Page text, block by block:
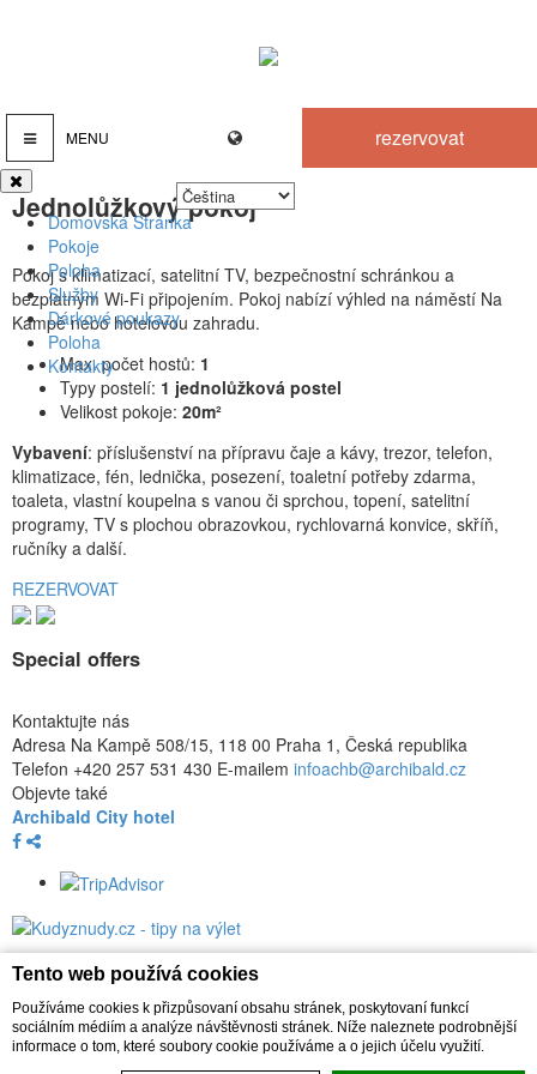
Tento web používá cookies
Používáme cookies k přizpůsovaní obsahu stránek, poskytovaní funkcí
sociálním médiím a analýze návštěvnosti stránek. Níže naleznete podrobnější
informace o tom, které soubory cookie používáme a o jejich účelu využití.
MENU rezervovat
Domovská Stránka
Pokoje
Poloha
Služby
Dárkové poukazy
Poloha
Kontakty
Jednolůžkový pokoj
Pokoj s klimatizací, satelitní TV, bezpečnostní schránkou a
bezplatným Wi-Fi připojením. Pokoj nabízí výhled na náměstí Na
Kampě nebo hotelovou zahradu.
Max. počet hostů: 1
Typy postelí: 1 jednolůžková postel
Velikost pokoje: 20m²
Vybavení: příslušenství na přípravu čaje a kávy, trezor, telefon,
klimatizace, fén, lednička, posezení, toaletní potřeby zdarma,
toaleta, vlastní koupelna s vanou či sprchou, topení, satelitní
programy, TV s plochou obrazovkou, rychlovarná konvice, skříň,
ručníky a další.
REZERVOVAT
Special offers
Kontaktujte nás
Adresa Na Kampě 508/15, 118 00 Praha 1, Česká republika
Telefon +420 257 531 430 E-mailem infoachb@archibald.cz
Objevte také
Archibald City hotel
Kontakty
Prohlášení o ochraně soukromí
Cookie policy
Credits